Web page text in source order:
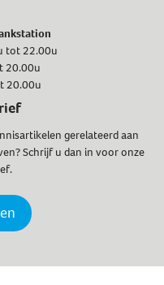
tot 22.00u
20.00u
20.00u
gerelateerd aan
Schrijf u dan in voor onze